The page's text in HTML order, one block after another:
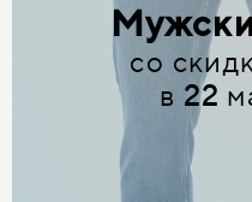
со
в 22